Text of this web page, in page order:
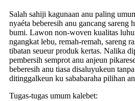
Salah sahiji kagunaan anu paling
nyaéta beberesih anu gancang sareng
bumi. Lawon non-woven kualitas
ngangkat lebu, remah-remah, sareng
tibatan seueur produk kertas. Nalika
pembersih semprot anu anjeun
beberesih anu tiasa disaluyukeun
ditinggalkeun ku sababaraha pilihan
Tugas-tugas umum kalebet: